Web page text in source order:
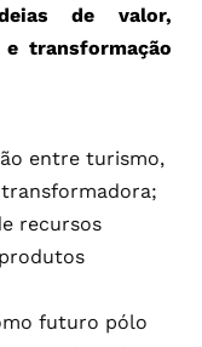
de valor,
transformação
entre turismo,
recursos
futuro pólo